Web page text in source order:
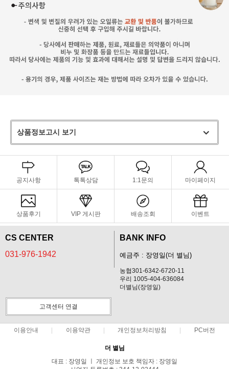
상품정보고시 보기
공지사항 톡톡상담 1:1문의 마이페이지
상품후기 VIP 게시판 배송조회 이벤트
CS CENTER
031-976-1942
BANK INFO
예금주 : 장영일(더 별님)
농협301-6342-6720-11
우리 1005-404-636084
더별님(장영일)
고객센터 연결
이용안내 이용약관 개인정보처리방침 PC버전
더 별님
대표 : 장영일 ㅣ 개인정보 보호 책임자 : 장영일